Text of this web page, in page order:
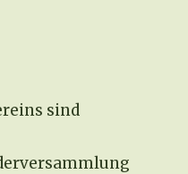
sind